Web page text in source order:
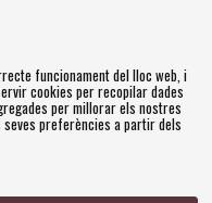
funcionament del lloc web, i
cookies per recopilar dades
per millorar els nostres
preferències a partir dels